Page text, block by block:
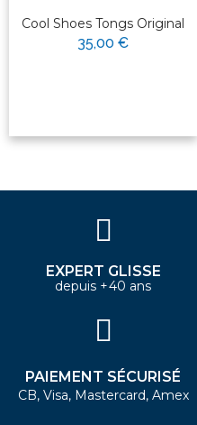
Cool Shoes Tongs Original
35,00 €
EXPERT GLISSE
depuis +40 ans
PAIEMENT SÉCURISÉ
CB, Visa, Mastercard, Amex